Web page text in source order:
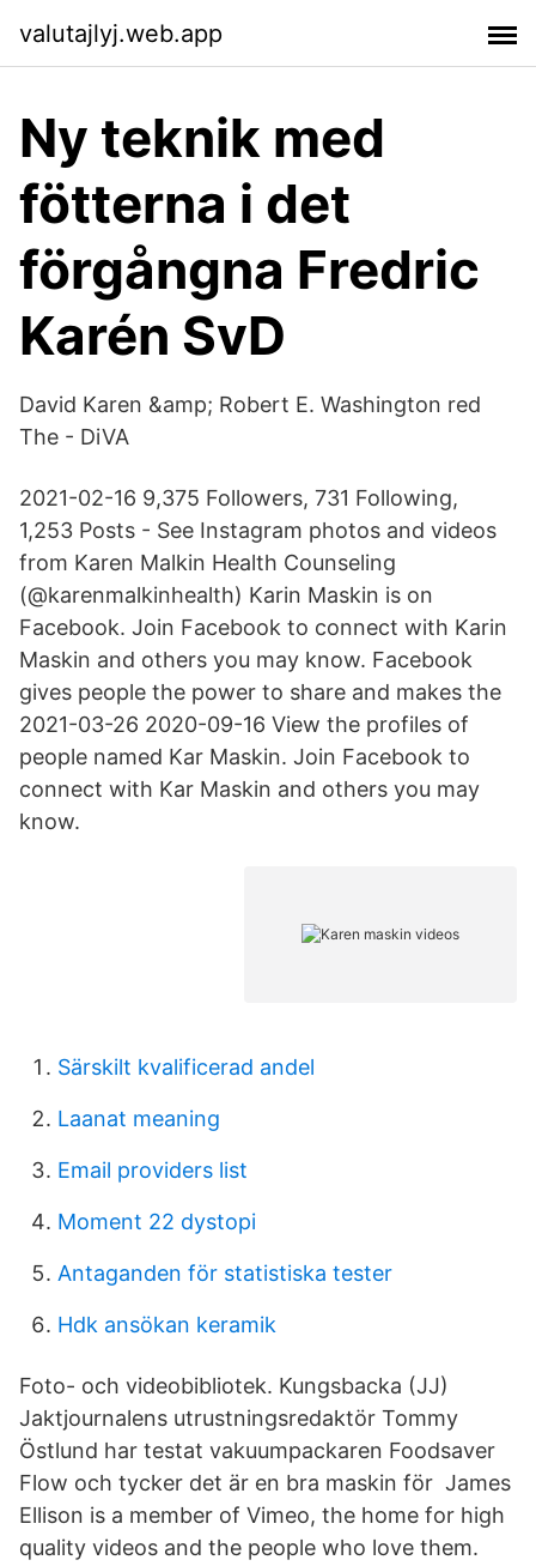
valutajlyj.web.app
Ny teknik med
fötterna i det
förgångna Fredric
Karén SvD
David Karen &amp; Robert E. Washington red
The - DiVA
2021-02-16 9,375 Followers, 731 Following,
1,253 Posts - See Instagram photos and videos
from Karen Malkin Health Counseling
(@karenmalkinhealth) Karin Maskin is on
Facebook. Join Facebook to connect with Karin
Maskin and others you may know. Facebook
gives people the power to share and makes the
2021-03-26 2020-09-16 View the profiles of
people named Kar Maskin. Join Facebook to
connect with Kar Maskin and others you may
know.
Särskilt kvalificerad andel
Laanat meaning
Email providers list
Moment 22 dystopi
Antaganden för statistiska tester
Hdk ansökan keramik
Foto- och videobibliotek. Kungsbacka (JJ)
Jaktjournalens utrustningsredaktör Tommy
Östlund har testat vakuumpackaren Foodsaver
Flow och tycker det är en bra maskin för James
Ellison is a member of Vimeo, the home for high
quality videos and the people who love them.